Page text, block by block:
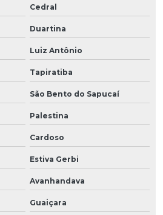
Cedral
Duartina
Luiz Antônio
Tapiratiba
São Bento do Sapucaí
Palestina
Cardoso
Estiva Gerbi
Avanhandava
Guaiçara